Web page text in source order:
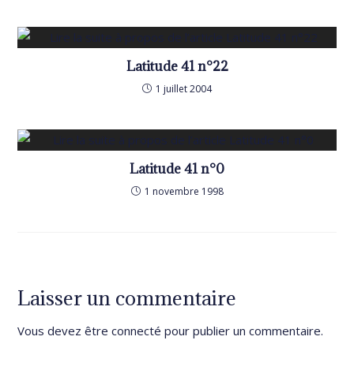
Latitude 41 n°22
1 juillet 2004
Latitude 41 n°0
1 novembre 1998
Laisser un commentaire
Vous devez êtreconnecté pour publier un commentaire.